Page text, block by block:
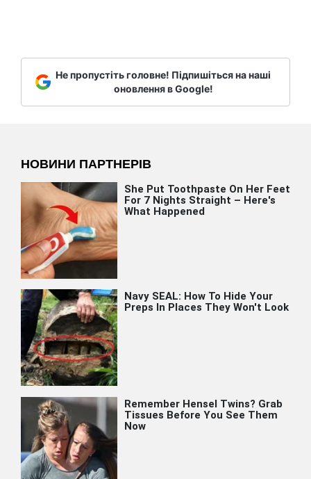
Не пропустіть головне! Підпишіться на наші
оновлення в Google!